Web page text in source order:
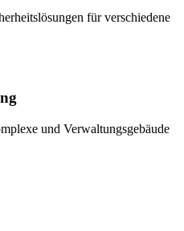
für verschiedene
und Verwaltungsgebäude